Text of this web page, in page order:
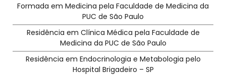
Formada em Medicina pela Faculdade de Medicina da
PUC de São Paulo
Residência em Clínica Médica pela Faculdade de
Medicina da PUC de São Paulo
Residência em Endocrinologia e Metabologia pelo
Hospital Brigadeiro – SP